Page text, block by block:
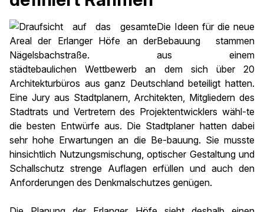
Die Ideen für die neue
Bebauung stammen
aus einem
städtebaulichen Wettbewerb an dem sich über 20
Architekturbüros aus ganz Deutschland beteiligt hatten.
Eine Jury aus Stadtplanern, Architekten, Mitgliedern des
Stadtrats und Vertretern des Projektentwicklers wähl-te
die besten Entwürfe aus. Die Stadtplaner hatten dabei
sehr hohe Erwartungen an die Be-bauung. Sie musste
hinsichtlich Nutzungsmischung, optischer Gestaltung und
Schallschutz strenge Auflagen erfüllen und auch den
Anforderungen des Denkmalschutzes genügen.